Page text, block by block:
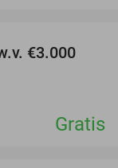
€3.000
Gratis